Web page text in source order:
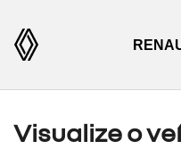
Visualize o